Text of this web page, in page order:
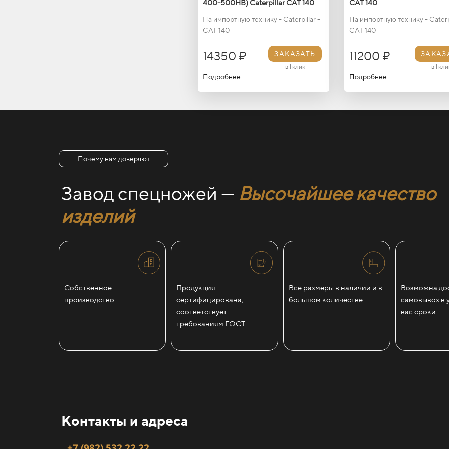
400-500HB) Caterpillar CAT 140
На импортную технику - Caterpillar -
CAT 140
14350 ₽ ЗАКАЗАТЬ
в 1 клик
Подробнее
CAT 140
На импортную технику -
CAT 140
11200 ₽
в 1
Подробнее
Почему нам доверяют
Завод спецножей — Высочайшее качество
изделий
Собственное
производство
Продукция
сертифицирована,
соответствует
требованиям ГОСТ
Все размеры в наличии и в
большом количестве
Возможна
самовывоз в
вас сроки
Контакты и адреса